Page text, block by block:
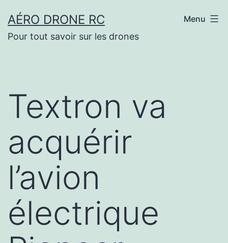
au
contenu
AÉRO DRONE RC
Pour tout savoir sur les drones
Menu
Textron va
acquérir
l’avion
électrique